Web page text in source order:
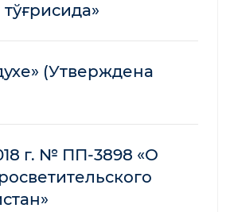
(Утверждена
г. № ПП-3898 «О